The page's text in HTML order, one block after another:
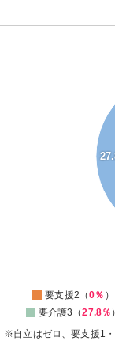
要支援2（0％ ）
要介護3（27.8％ ）
※自立はゼロ、要支援1